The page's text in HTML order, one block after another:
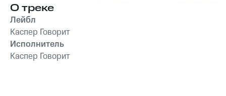
О треке
Лейбл
Каспер Говорит
Исполнитель
Каспер Говорит